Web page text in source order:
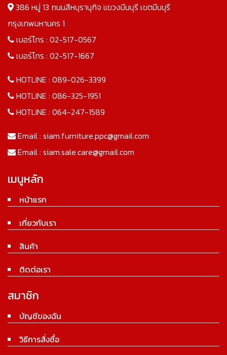
386 หมู่ 13 ถนนสีหบุรานุกิจ แขวงมีนบุรี เขตมีนบุรี
กรุงเทพมหานคร 1
เบอร์โทร : 02-517-0567
เบอร์โทร : 02-517-1667
HOTLINE : 089-026-3399
HOTLINE : 086-325-1951
HOTLINE : 064-247-1589
Email : siam.furniture.ppc@gmail.com
Email : siam.sale.care@gmail.com
เมนูหลัก
หน้าแรก
เกี่ยวกับเรา
สินค้า
ติดต่อเรา
สมาชิก
บัญชีของฉัน
วิธีการสั่งซื้อ